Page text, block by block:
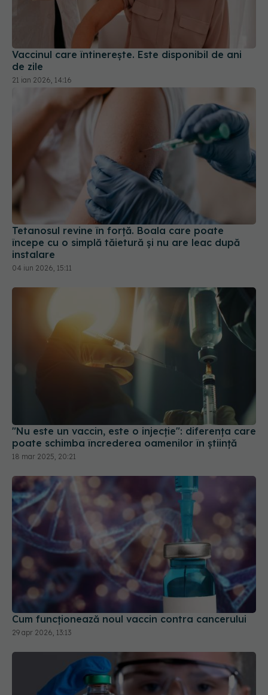
Vaccinul care întinerește. Este disponibil de ani
de zile
21 ian 2026, 14:16
Tetanosul revine în forță. Boala care poate
începe cu o simplă tăietură și nu are leac după
instalare
04 iun 2026, 15:11
"Nu este un vaccin, este o injecție": diferența care
poate schimba încrederea oamenilor în știință
18 mar 2025, 20:21
Cum funcționează noul vaccin contra cancerului
29 apr 2026, 13:13